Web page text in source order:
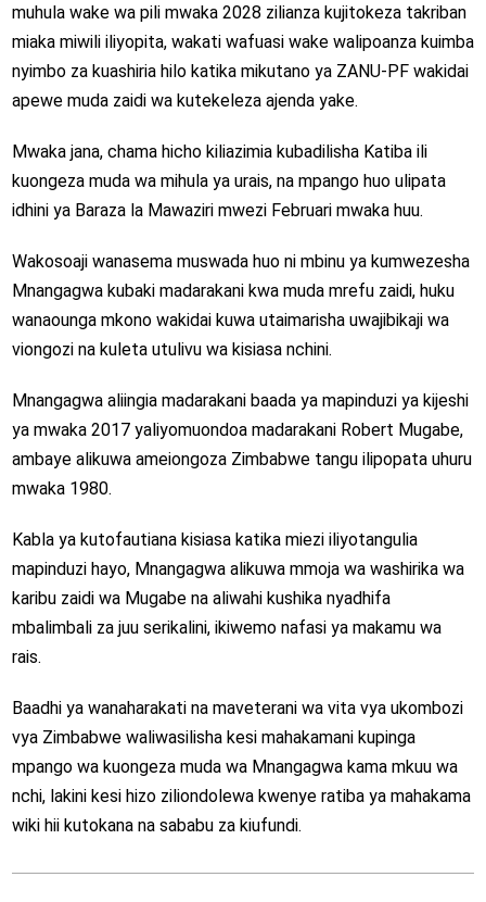
muhula wake wa pili mwaka 2028 zilianza kujitokeza takriban
miaka miwili iliyopita, wakati wafuasi wake walipoanza kuimba
nyimbo za kuashiria hilo katika mikutano ya ZANU-PF wakidai
apewe muda zaidi wa kutekeleza ajenda yake.
Mwaka jana, chama hicho kiliazimia kubadilisha Katiba ili
kuongeza muda wa mihula ya urais, na mpango huo ulipata
idhini ya Baraza la Mawaziri mwezi Februari mwaka huu.
Wakosoaji wanasema muswada huo ni mbinu ya kumwezesha
Mnangagwa kubaki madarakani kwa muda mrefu zaidi, huku
wanaounga mkono wakidai kuwa utaimarisha uwajibikaji wa
viongozi na kuleta utulivu wa kisiasa nchini.
Mnangagwa aliingia madarakani baada ya mapinduzi ya kijeshi
ya mwaka 2017 yaliyomuondoa madarakani Robert Mugabe,
ambaye alikuwa ameiongoza Zimbabwe tangu ilipopata uhuru
mwaka 1980.
Kabla ya kutofautiana kisiasa katika miezi iliyotangulia
mapinduzi hayo, Mnangagwa alikuwa mmoja wa washirika wa
karibu zaidi wa Mugabe na aliwahi kushika nyadhifa
mbalimbali za juu serikalini, ikiwemo nafasi ya makamu wa
rais.
Baadhi ya wanaharakati na maveterani wa vita vya ukombozi
vya Zimbabwe waliwasilisha kesi mahakamani kupinga
mpango wa kuongeza muda wa Mnangagwa kama mkuu wa
nchi, lakini kesi hizo ziliondolewa kwenye ratiba ya mahakama
wiki hii kutokana na sababu za kiufundi.